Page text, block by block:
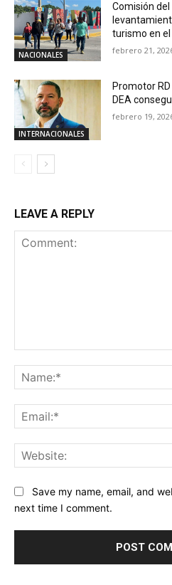
NACIONALES
Comisión del
turismo en
febrero 21,
INTERNACIONALES
Promotor
DEA
febrero 19,
LEAVE A REPLY
Save my name, email, and
next time I comment.